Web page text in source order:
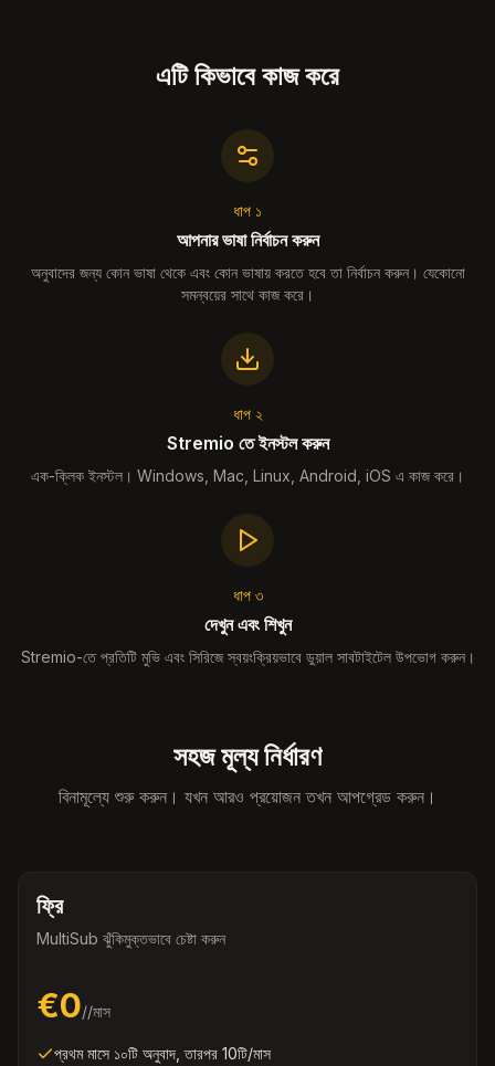
এটি কিভাবে কাজ করে
ধাপ ১
আপনার ভাষা নির্বাচন করুন
অনুবাদের জন্য কোন ভাষা থেকে এবং কোন ভাষায় করতে হবে তা নির্বাচন করুন। যেকোনো
সমন্বয়ের সাথে কাজ করে।
ধাপ ২
Stremio তে ইনস্টল করুন
এক-ক্লিক ইনস্টল। Windows, Mac, Linux, Android, iOS এ কাজ করে।
ধাপ ৩
দেখুন এবং শিখুন
Stremio-তে প্রতিটি মুভি এবং সিরিজে স্বয়ংক্রিয়ভাবে ডুয়াল সাবটাইটেল উপভোগ করুন।
সহজ মূল্য নির্ধারণ
বিনামূল্যে শুরু করুন। যখন আরও প্রয়োজন তখন আপগ্রেড করুন।
ফ্রি
MultiSub ঝুঁকিমুক্তভাবে চেষ্টা করুন
€0//মাস
প্রথম মাসে ১০টি অনুবাদ, তারপর 10টি/মাস